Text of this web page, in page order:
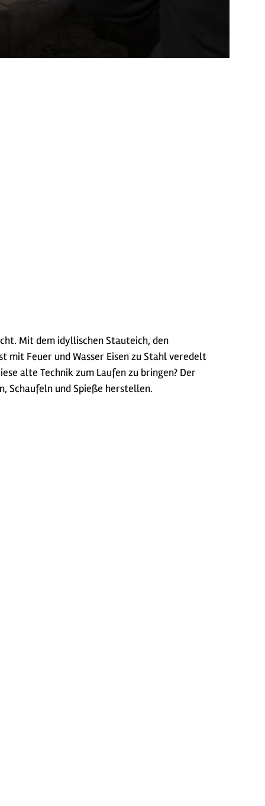
Mit dem idyllischen Stauteich, den
mit Feuer und Wasser Eisen zu Stahl veredelt
alte Technik zum Laufen zu bringen? Der
Schaufeln und Spieße herstellen.